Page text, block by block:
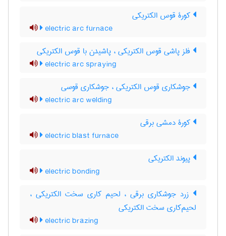
کورۀ قوس الکتریکی
electric arc furnace
فلز پاشی قوس الکتریکی ، پاشیدن با قوس الکتریکی
electric arc spraying
جوشکاری قوس الکتریکی ، جوشکاری قوسی
electric arc welding
کورۀ دمشی برقی
electric blast furnace
پیوند الکتریکی
electric bonding
زرد جوشکاری برقی ، لحیم کاری سخت الکتریکی ،
لحیم‌کاری سخت الکتریکی
electric brazing